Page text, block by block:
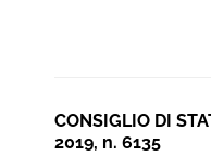
CONSIGLIO DI
2019, n. 6135